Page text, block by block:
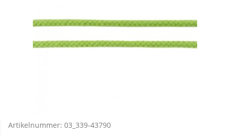
Artikelnummer: 03_339-43790